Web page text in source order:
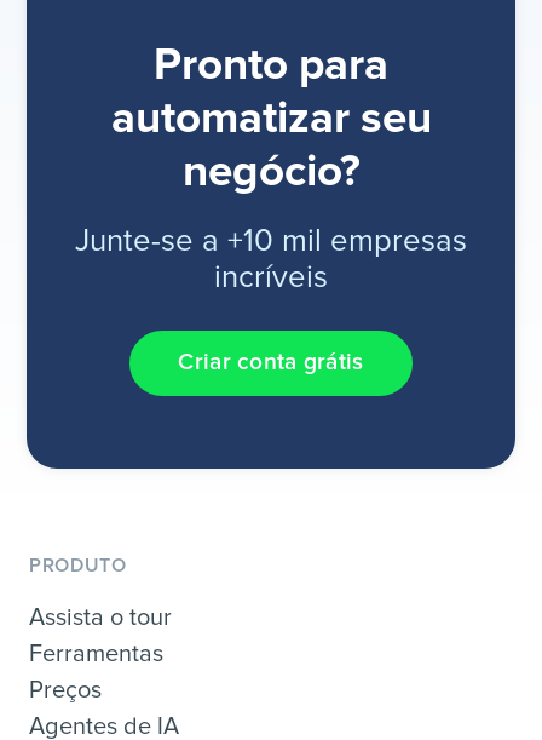
Pronto para
automatizar seu
negócio?
Junte-se a +10 mil empresas
incríveis
Criar conta grátis
PRODUTO
Assista o tour
Ferramentas
Preços
Agentes de IA